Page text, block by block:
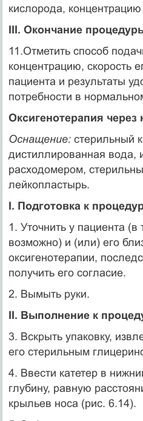
кислорода,
III. Окончание
11.Отметить способ
концентрацию, скорость
пациента и результаты
потребности в
Оксигенотерапия через
Оснащение: стерильный
дистиллированная вода,
расходомером,
лейкопластырь.
I. Подготовка к
1. Уточнить у пациента (в
возможно) и (или) его
оксигенотерапии,
получить его согласие.
2. Вымыть руки.
II. Выполнение к
3. Вскрыть упаковку,
его стерильным
4. Ввести катетер в
глубину, равную
крыльев носа (рис. 6.14).